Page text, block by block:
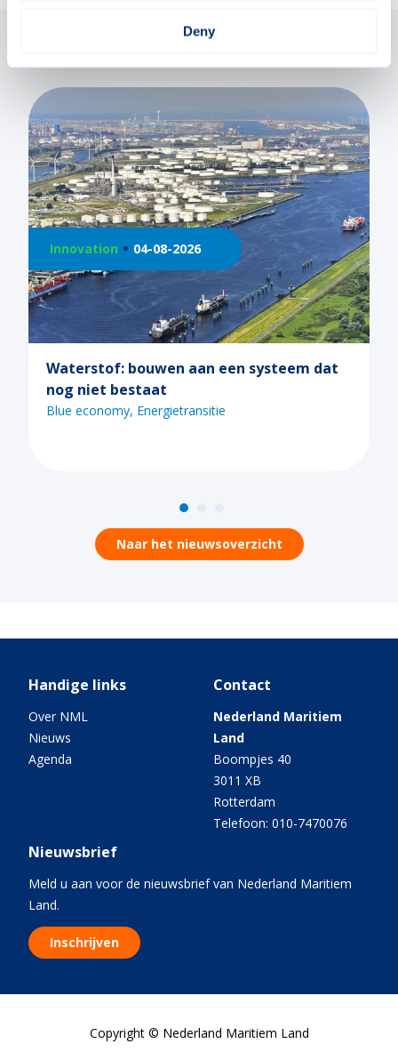
Deny
Innovation 21-07-2026
Ontdek de mogelijkheden van Call 2
tijdens een van de Maritiem
webinars
Naar het nieuwsoverzicht
Handige links
Over NML
Nieuws
Agenda
Contact
Nederland Maritiem
Land
Boompjes 40
3011 XB
Rotterdam
Telefoon: 010-7470076
Nieuwsbrief
Meld u aan voor de nieuwsbrief van Nederland Maritiem
Land.
Inschrijven
Copyright © Nederland Maritiem Land